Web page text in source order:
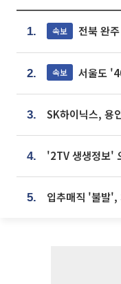
1. 속보 전북 완
2. 속보 서울도
3.
4.
5. 입추매직 '불발',